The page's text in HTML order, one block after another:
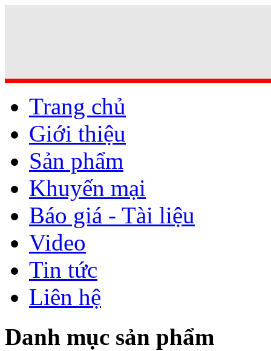
Trang chủ
Giới thiệu
Sản phẩm
Khuyến mại
Báo giá - Tài liệu
Video
Tin tức
Liên hệ
Danh mục sản phẩm